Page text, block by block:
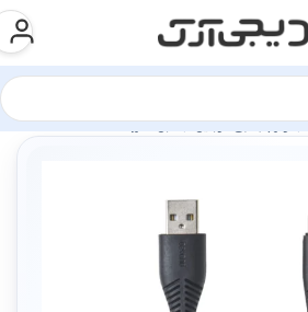
لوازم جانبی موبایل کابل شارژ